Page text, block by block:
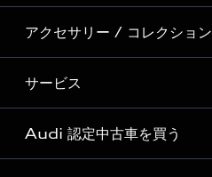
Audi Sport
Formula 1®
デジタルサービス
新車在庫検索
試乗車・展示車検索
見積り依頼
試乗予約
モデル一覧
特別仕様モデル / 限定モデル
e-tronラインアップ
価格シミュレーション
アクセサリー / コレクション
純正アクセサリー
オンラインショップ
Audi collection
サービス
サービス入庫予約
Audi 認定中古車を買う